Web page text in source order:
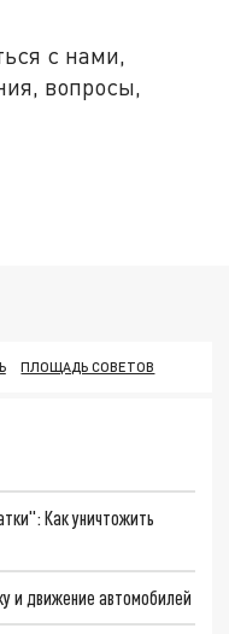
с нами,
вопросы,
ПЛОЩАДЬ СОВЕТОВ
Как уничтожить
и движение автомобилей